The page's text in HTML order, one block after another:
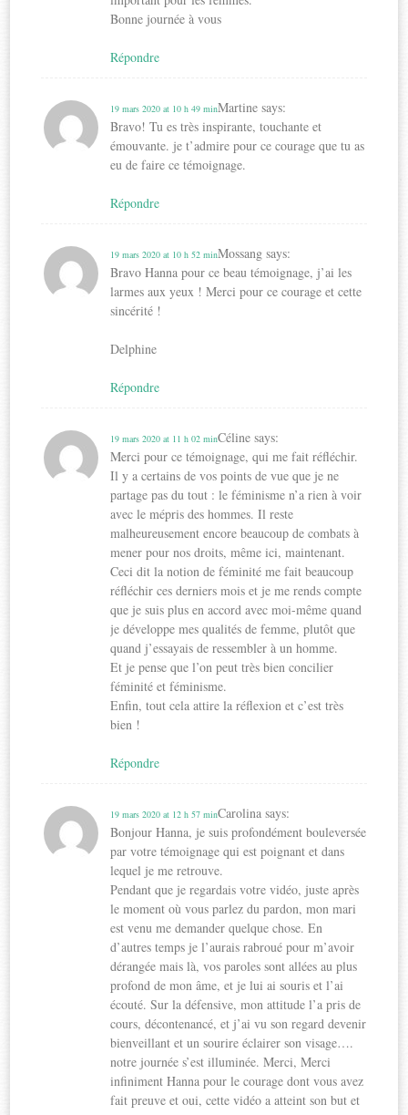
Bonne journée à vous
Répondre
Martine says:
19 mars 2020 at 10 h 49 min
Bravo! Tu es très inspirante, touchante et
émouvante. je t’admire pour ce courage que tu as
eu de faire ce témoignage.
Répondre
Mossang says:
19 mars 2020 at 10 h 52 min
Bravo Hanna pour ce beau témoignage, j’ai les
larmes aux yeux ! Merci pour ce courage et cette
sincérité !
Delphine
Répondre
Céline says:
19 mars 2020 at 11 h 02 min
Merci pour ce témoignage, qui me fait réfléchir.
Il y a certains de vos points de vue que je ne
partage pas du tout : le féminisme n’a rien à voir
avec le mépris des hommes. Il reste
malheureusement encore beaucoup de combats à
mener pour nos droits, même ici, maintenant.
Ceci dit la notion de féminité me fait beaucoup
réfléchir ces derniers mois et je me rends compte
que je suis plus en accord avec moi-même quand
je développe mes qualités de femme, plutôt que
quand j’essayais de ressembler à un homme.
Et je pense que l’on peut très bien concilier
féminité et féminisme.
Enfin, tout cela attire la réflexion et c’est très
bien !
Répondre
Carolina says:
19 mars 2020 at 12 h 57 min
Bonjour Hanna, je suis profondément bouleversée
par votre témoignage qui est poignant et dans
lequel je me retrouve.
Pendant que je regardais votre vidéo, juste après
le moment où vous parlez du pardon, mon mari
est venu me demander quelque chose. En
d’autres temps je l’aurais rabroué pour m’avoir
dérangée mais là, vos paroles sont allées au plus
profond de mon âme, et je lui ai souris et l’ai
écouté. Sur la défensive, mon attitude l’a pris de
cours, décontenancé, et j’ai vu son regard devenir
bienveillant et un sourire éclairer son visage….
notre journée s’est illuminée. Merci, Merci
infiniment Hanna pour le courage dont vous avez
fait preuve et oui, cette vidéo a atteint son but et